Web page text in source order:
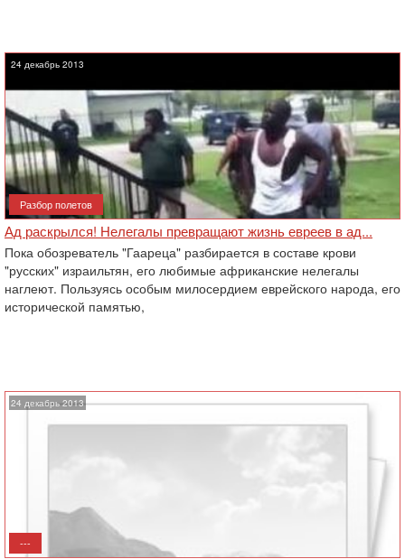
24 декабрь 2013
Разбор полетов
Ад раскрылся! Нелегалы превращают жизнь евреев в ад...
Пока обозреватель "Гаареца" разбирается в составе крови
"русских" израильтян, его любимые африканские нелегалы
наглеют. Пользуясь особым милосердием еврейского народа, его
исторической памятью,
24 декабрь 2013
---